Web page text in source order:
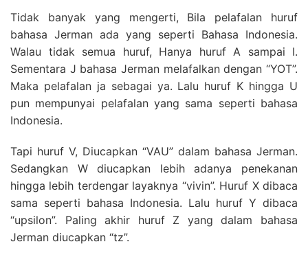
Tidak banyak yang mengerti, Bila pelafalan huruf
bahasa Jerman ada yang seperti Bahasa Indonesia.
Walau tidak semua huruf, Hanya huruf A sampai I.
Sementara J bahasa Jerman melafalkan dengan “YOT”.
Maka pelafalan ja sebagai ya. Lalu huruf K hingga U
pun mempunyai pelafalan yang sama seperti bahasa
Indonesia.
Tapi huruf V, Diucapkan “VAU” dalam bahasa Jerman.
Sedangkan W diucapkan lebih adanya penekanan
hingga lebih terdengar layaknya “vivin”. Huruf X dibaca
sama seperti bahasa Indonesia. Lalu huruf Y dibaca
“upsilon”. Paling akhir huruf Z yang dalam bahasa
Jerman diucapkan “tz”.